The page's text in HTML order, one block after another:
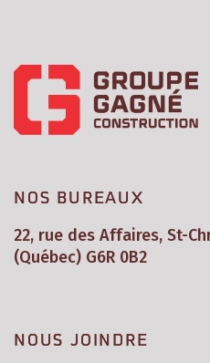
NOS BUREAUX
22, rue des Affaires, St-
(Québec) G6R 0B2
NOUS JOINDRE